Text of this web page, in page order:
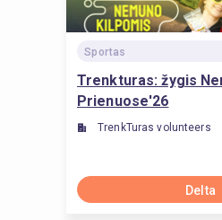
Sportas
Trenkturas: žygis
Prienuose'26
TrenkTuras volunteers
Delta